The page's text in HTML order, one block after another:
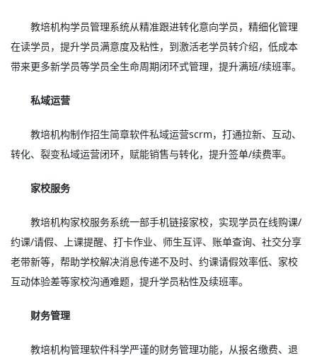
教培机构学员管理系统从精准跟进转化意向学员，精细化管理
在读学员，提升学员满意度及粘性，到激活老学员转介绍，低成本
带来更多新学员等学员全生命周期闭环式管理，提升满班/续班率。
私域运营
教培机构制作招生简章软件私域运营scrm，打通拉新、互动、
转化、裂变私域运营闭环，赋能销售与转化，提升签单/续费率。
家校服务
教培机构家校服务系统一部手机链接家校，实现学员在线购课/
约课/请假、上课提醒、打卡作业、师生互评、账单查询、社交分享
老带新等，帮助学校解决消息传递不及时、约课请假效率低、家校
互动体验差等家校沟通难题，提升学员粘性及续班率。
财务管理
教培机构管理软件科学严谨的财务管理功能，从报名缴费、退